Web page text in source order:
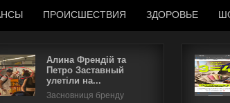
ПРОИСШЕСТВИЯ ЗДОРОВЬЕ
Алина Френдій та
Петро Заставный
улетіли на...
Засновниця бренду
Имя пользователя